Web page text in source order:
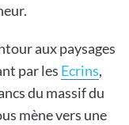
aux paysages
par les Ecrins,
du massif du
mène vers une